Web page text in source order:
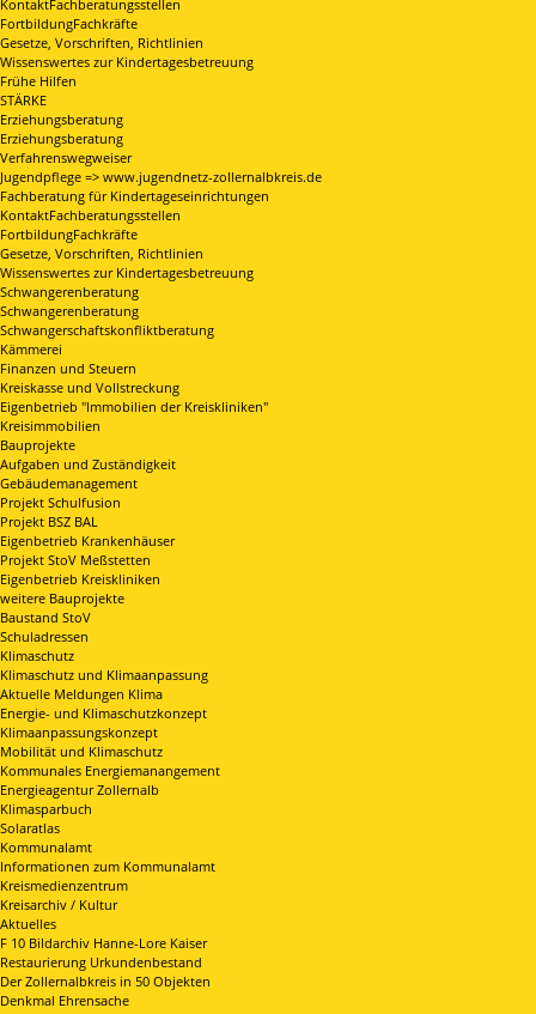
KontaktFachberatungsstellen
FortbildungFachkräfte
Gesetze, Vorschriften, Richtlinien
Wissenswertes zur Kindertagesbetreuung
Frühe Hilfen
STÄRKE
Erziehungsberatung
Erziehungsberatung
Verfahrenswegweiser
Jugendpflege => www.jugendnetz-zollernalbkreis.de
Fachberatung für Kindertageseinrichtungen
KontaktFachberatungsstellen
FortbildungFachkräfte
Gesetze, Vorschriften, Richtlinien
Wissenswertes zur Kindertagesbetreuung
Schwangerenberatung
Schwangerenberatung
Schwangerschaftskonfliktberatung
Kämmerei
Finanzen und Steuern
Kreiskasse und Vollstreckung
Eigenbetrieb "Immobilien der Kreiskliniken"
Kreisimmobilien
Bauprojekte
Aufgaben und Zuständigkeit
Gebäudemanagement
Projekt Schulfusion
Projekt BSZ BAL
Eigenbetrieb Krankenhäuser
Projekt StoV Meßstetten
Eigenbetrieb Kreiskliniken
weitere Bauprojekte
Baustand StoV
Schuladressen
Klimaschutz
Klimaschutz und Klimaanpassung
Aktuelle Meldungen Klima
Energie- und Klimaschutzkonzept
Klimaanpassungskonzept
Mobilität und Klimaschutz
Kommunales Energiemanangement
Energieagentur Zollernalb
Klimasparbuch
Solaratlas
Kommunalamt
Informationen zum Kommunalamt
Kreismedienzentrum
Kreisarchiv / Kultur
Aktuelles
F 10 Bildarchiv Hanne-Lore Kaiser
Restaurierung Urkundenbestand
Der Zollernalbkreis in 50 Objekten
Denkmal Ehrensache